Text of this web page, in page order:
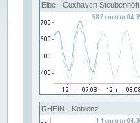
Elbe - Cuxhaven Steubenhöft
RHEIN - Koblenz